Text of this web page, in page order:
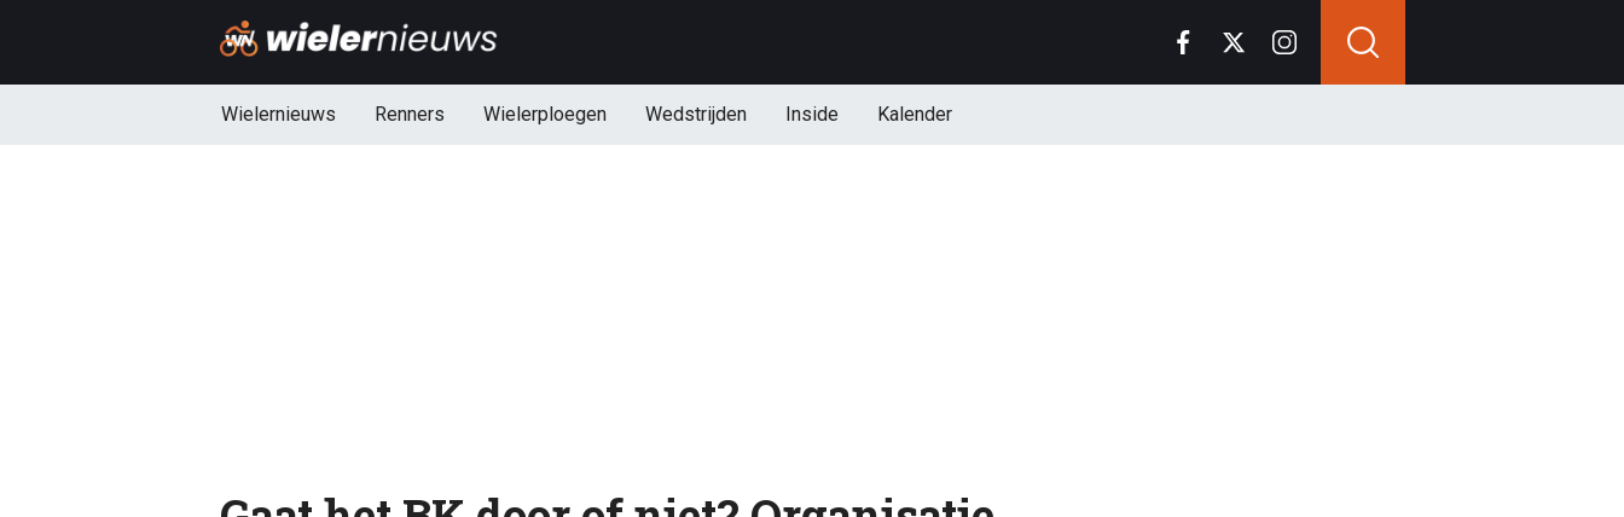
Wielernieuws Renners Wielerploegen Wedstrijden Inside Kalender